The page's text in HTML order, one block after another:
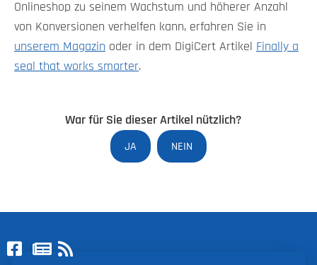
Onlineshop zu seinem Wachstum und höherer Anzahl
von Konversionen verhelfen kann, erfahren Sie in
unserem Magazin oder in dem DigiCert Artikel Finally a
seal that works smarter.
War für Sie dieser Artikel nützlich?
JA NEIN